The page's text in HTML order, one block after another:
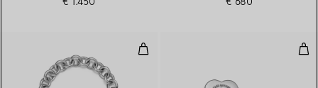
Armband mit Herzanhänger in